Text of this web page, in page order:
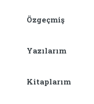
Özgeçmiş
Yazılarım
Kitaplarım